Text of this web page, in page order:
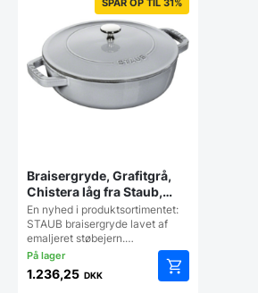
SPAR OP TIL 31%
Braisergryde, Grafitgrå,
Chistera låg fra Staub,
Flere størrelser
En nyhed i produktsortimentet:
STAUB braisergryde lavet af
emaljeret støbejern.…
1.236,25 DKK